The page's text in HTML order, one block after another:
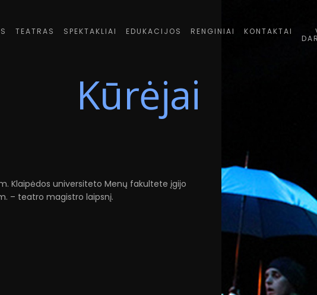
TEATRAS SPEKTAKLIAI EDUKACIJOS RENGINIAI KONTAKTAI
Kūrėjai
m. Klaipėdos universiteto Menų fakultete įgijo
– teatro magistro laipsnį.